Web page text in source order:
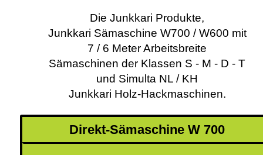
Die Junkkari Produkte,
Junkkari Sämaschine W700 / W600 mit
7 / 6 Meter Arbeitsbreite
Sämaschinen der Klassen S - M - D - T
und Simulta NL / KH
Junkkari Holz-Hackmaschinen.
Direkt-Sämaschine W 700